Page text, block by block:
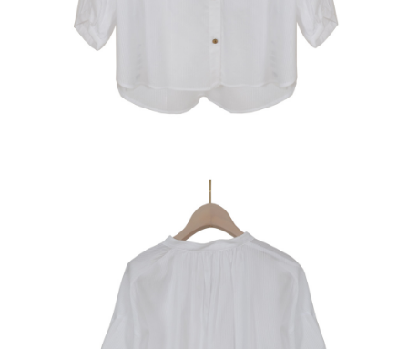
３．未成年的使用者請事先徵得法定代理人或監護人之同意方可使用
「AFTEE先享後付」，若未經同意申辦者引起之損失，本公司不負相關責
請求用戶進行身份認證。
５．嚴禁一人註冊多個帳號或使用他人資訊註冊。若發現惡意使用之情形，